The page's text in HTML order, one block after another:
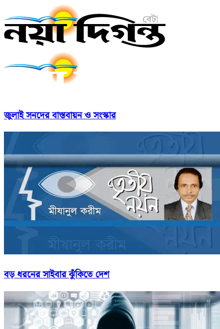
জুলাই সনদের বাস্তবায়ন ও সংস্কার
বড় ধরনের সাইবার ঝুঁকিতে দেশ